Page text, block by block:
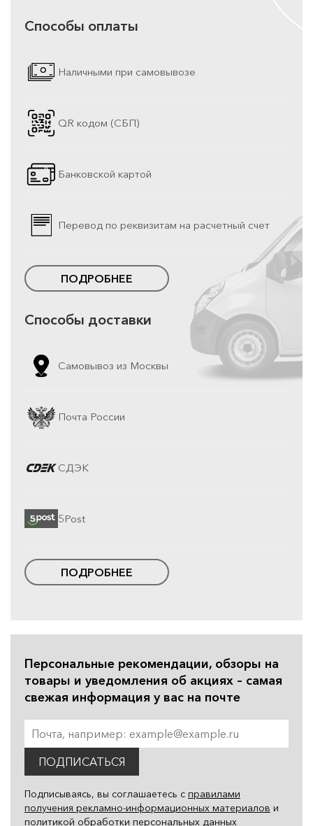
Способы оплаты
Наличными при самовывозе
QR кодом (СБП)
Банковской картой
Перевод по реквизитам на расчетный счет
ПОДРОБНЕЕ
Способы доставки
Самовывоз из Москвы
Почта России
СДЭК
5Post
ПОДРОБНЕЕ
Персональные рекомендации, обзоры на
товары и уведомления об акциях – самая
свежая информация у вас на почте
ПОДПИСАТЬСЯ
Подписываясь, вы соглашаетесь с правилами
получения рекламно-информационных материалов и
политикой обработки персональных данных